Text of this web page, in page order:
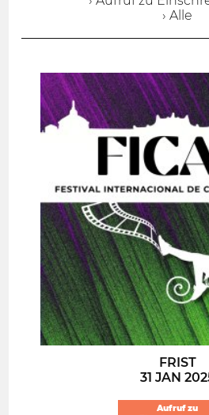
› Alle
FRIST
31 JAN
Aufruf zu